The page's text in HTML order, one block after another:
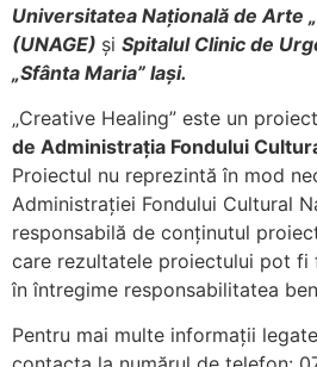
Universitatea Națională de Arte
(UNAGE) și Spitalul Clinic de
„Sfânta Maria” Iași.
„Creative Healing” este un
de Administrația Fondului
Proiectul nu reprezintă în mod
Administrației Fondului Cultural
responsabilă de conținutul
care rezultatele proiectului pot fi
în întregime responsabilitatea
Pentru mai multe informații